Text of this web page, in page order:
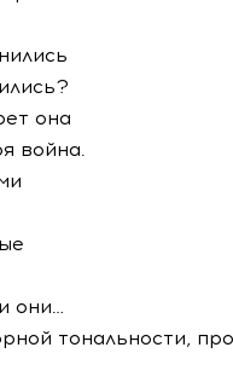
она
война.
они…
тональности,